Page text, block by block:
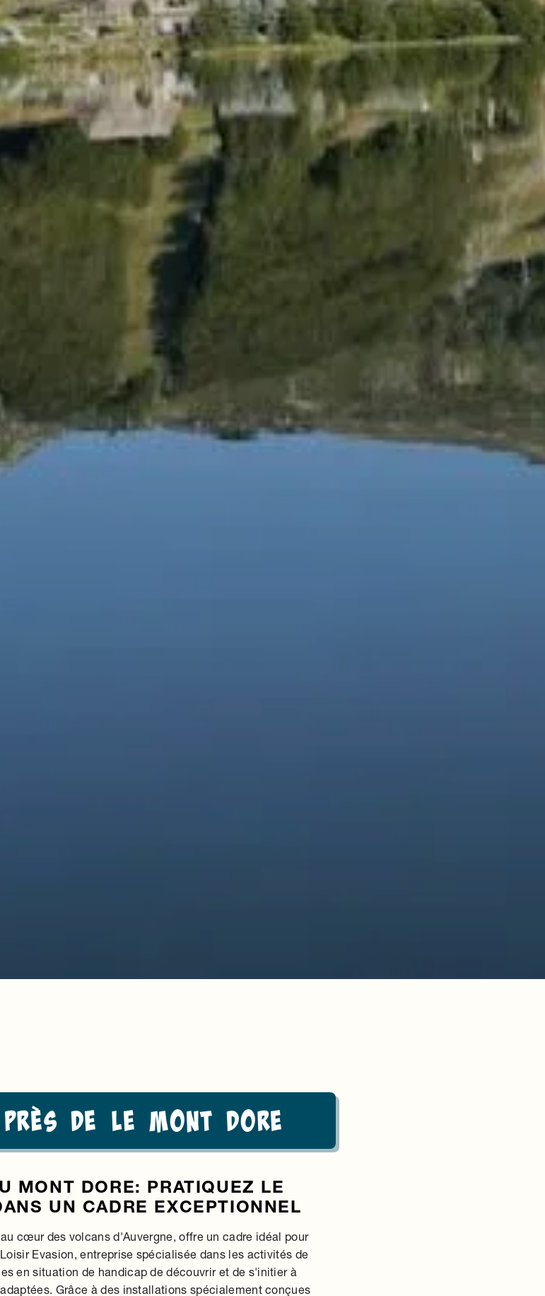
de Le Mont Dore
MONT DORE: PRATIQUEZ LE
UN CADRE EXCEPTIONNEL
cœur des volcans d'Auvergne, offre un cadre idéal pour
Evasion, entreprise spécialisée dans les activités de
en situation de handicap de découvrir et de s'initier à
Grâce à des installations spécialement conçues